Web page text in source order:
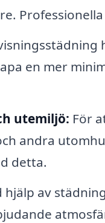
en mer
utemiljö: För
andra
detta.
hjälp av